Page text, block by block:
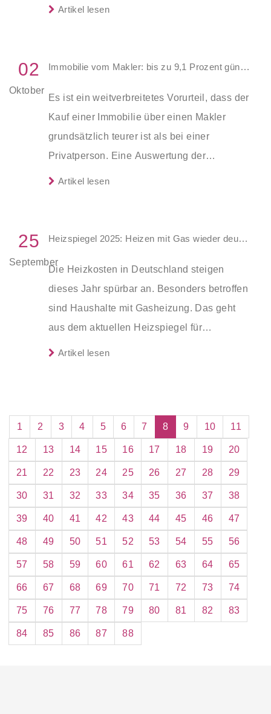
Haushalte wieder erschwinglicher, die
der Zurückhaltung wieder an Fahrt.
Artikel lesen
02
Oktober
Immobilie vom Makler: bis zu 9,1 Prozent günstiger
Es ist ein weitverbreitetes Vorurteil, dass der
Kauf einer Immobilie über einen Makler
grundsätzlich teurer ist als bei einer
Privatperson. Eine Auswertung der
Angebotspreise des Immobilienportals
Angeboten merklich teurer als von
Makler verkauft werden.
Artikel lesen
25
September
Heizspiegel 2025: Heizen mit Gas wieder deutlich teurer – Wärmepumpen seit 2022 günstiger
Die Heizkosten in Deutschland steigen
dieses Jahr spürbar an. Besonders betroffen
sind Haushalte mit Gasheizung. Das geht
aus dem aktuellen Heizspiegel für
Deutschland 2025 (www.heizspiegel.de) von
zulegen, bleiben Wärmepumpen im
Vergleich die günstigste Heizoption.
Artikel lesen
1 2 3 4 5 6 7 8 9 10 11
12 13 14 15 16 17 18 19 20
21 22 23 24 25 26 27 28 29
30 31 32 33 34 35 36 37 38
39 40 41 42 43 44 45 46 47
48 49 50 51 52 53 54 55 56
57 58 59 60 61 62 63 64 65
66 67 68 69 70 71 72 73 74
75 76 77 78 79 80 81 82 83
84 85 86 87 88